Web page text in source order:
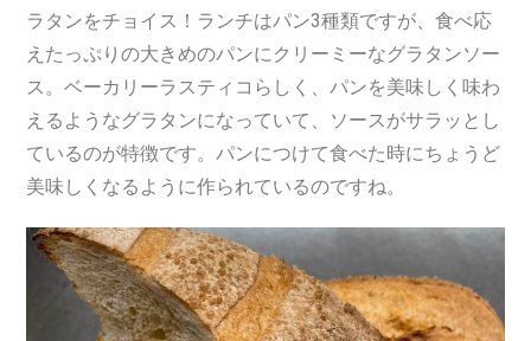
ラタンをチョイス！ランチはパン3種類ですが、食べ応
えたっぷりの大きめのパンにクリーミーなグラタンソー
ス 。ベーカリーラスティコらしく、パンを美味しく味わ
えるようなグラタンになっていて、ソースがサラッとし
ているのが特徴です。パンにつけて食べた時にちょうど
美味しくなるように作られているのですね。